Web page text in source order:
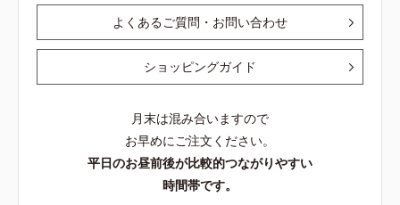
よくあるご質問・お問い合わせ
ショッピングガイド
月末は混み合いますので
お早めにご注文ください。
平日のお昼前後が比較的つながりやすい
時間帯です。